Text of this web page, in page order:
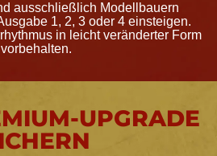
ausschließlich Modellbauern
1, 2, 3 oder 4 einsteigen.
in leicht veränderter Form
vorbehalten.
UPGRADE